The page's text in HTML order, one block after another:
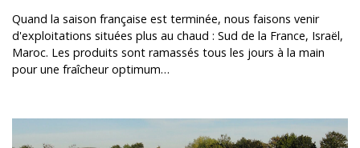
Quand la saison française est terminée, nous faisons venir
d'exploitations situées plus au chaud : Sud de la France, Israël,
Maroc. Les produits sont ramassés tous les jours à la main
pour une fraîcheur optimum…